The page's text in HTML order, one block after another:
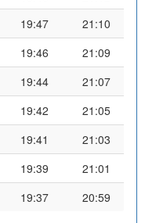
19:47
21:10
19:46
21:09
19:44
21:07
19:42
21:05
19:41
21:03
19:39
21:01
19:37 20:59